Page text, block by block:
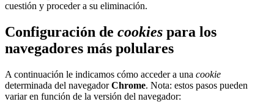
cuestión y proceder a su eliminación.
Configuración de cookies para los
navegadores más polulares
A continuación le indicamos cómo acceder a una cookie
determinada del navegadorChrome. Nota: estos pasos pueden
variar en función de la versión del navegador: